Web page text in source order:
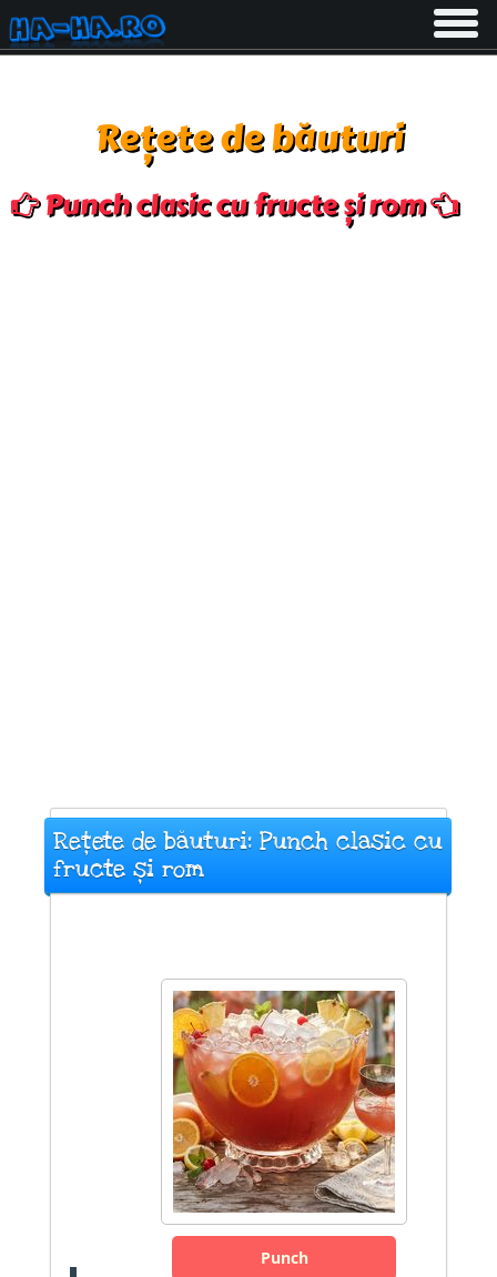
Toggle
Rețete de băuturi
Punch clasic cu fructe și rom
Rețete de băuturi: Punch clasic cu
fructe și rom
Punch